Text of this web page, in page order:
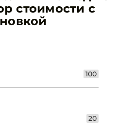
стоимости с
100
20